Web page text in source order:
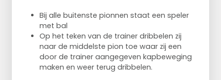
Bij alle buitenste pionnen staat een speler
met bal
Op het teken van de trainer dribbelen zij
naar de middelste pion toe waar zij een
door de trainer aangegeven kapbeweging
maken en weer terug dribbelen.